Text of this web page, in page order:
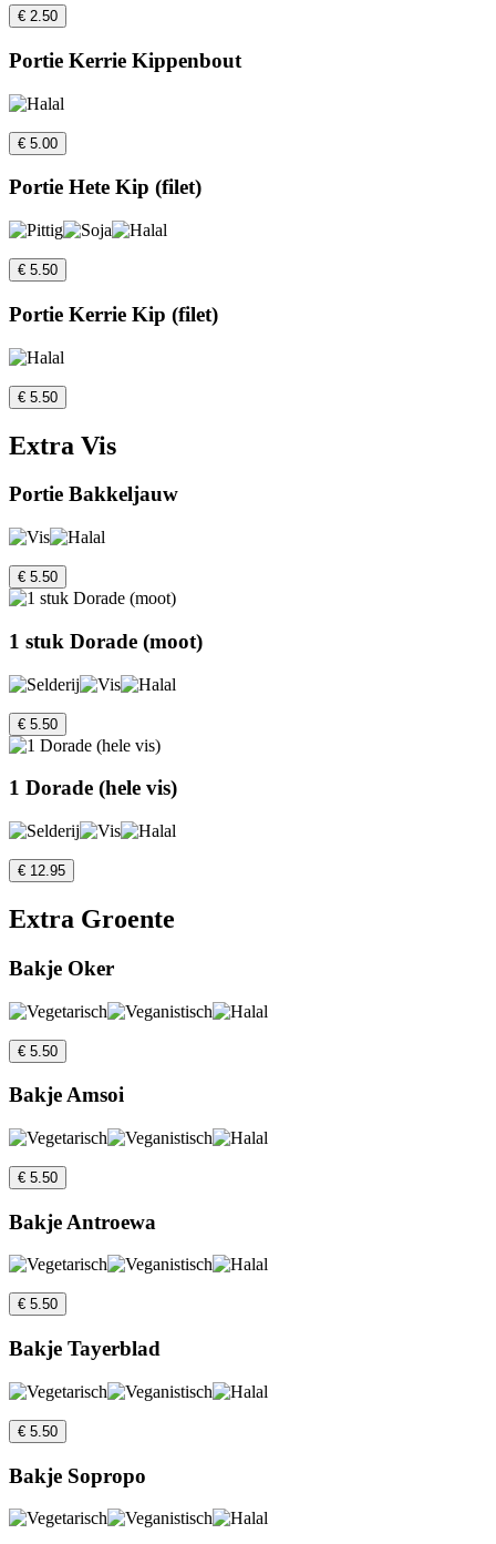
€ 2.50
Portie Kerrie Kippenbout
€ 5.00
Portie Hete Kip (filet)
€ 5.50
Portie Kerrie Kip (filet)
€ 5.50
Extra Vis
Portie Bakkeljauw
€ 5.50
1 stuk Dorade (moot)
€ 5.50
1 Dorade (hele vis)
€ 12.95
Extra Groente
Bakje Oker
€ 5.50
Bakje Amsoi
€ 5.50
Bakje Antroewa
€ 5.50
Bakje Tayerblad
€ 5.50
Bakje Sopropo